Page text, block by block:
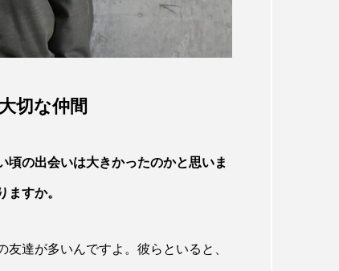
切な仲間
の出会いは大きかったのかと思いま
すか。
達が多いんですよ。彼らといると、